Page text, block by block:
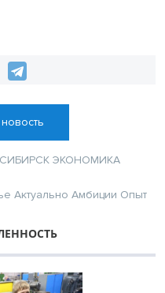
ЭКОНОМИКА
Актуально Амбиции Опыт